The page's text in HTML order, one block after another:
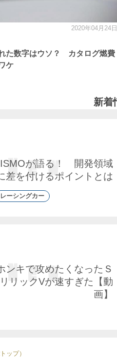
た数字はウソ？ カタログ燃費
ケ
2020年04月24日
新着
が語る！ 開発領域
差を付けるポイントとは
レーシングカー
ンキで攻めたくなったＳ
リックVが速すぎた【動
画】
ップ）